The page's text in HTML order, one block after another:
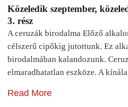
Közeledik szeptember,
3. rész
A ceruzák birodalma Előző
célszerű cipőkig jutottunk. Ez
birodalmában kalandozunk.
elmaradhatatlan eszköze. A
Read More